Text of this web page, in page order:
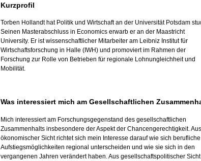
Kurzprofil
Torben Hollandt hat Politik und Wirtschaft an der Universität Potsdam
Seinen Masterabschluss in Economics erwarb er an der Maastricht
University. Er ist wissenschaftlicher Mitarbeiter am Leibniz Institut für
Wirtschaftsforschung in Halle (IWH) und promoviert im Rahmen der
Forschung zur Rolle von Betrieben für regionale Lohnungleichheit und
Mobilität.
Was interessiert mich am Gesellschaftlichen
Mich interessiert am Forschungsgegenstand des gesellschaftlichen
Zusammenhalts insbesondere der Aspekt der Chancengerechtigkeit. Aus
ökonomischer Sicht richtet sich mein Interesse darauf wie sich berufliche
Aufstiegsmöglichkeiten regional unterscheiden und wie sie sich in den
vergangenen Jahren verändert haben. Aus gesellschaftspolitischer Sicht